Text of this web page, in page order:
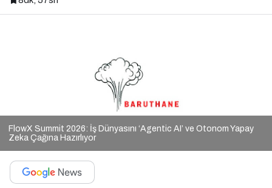
FlowX Summit 2026: İş Dünyasını ‘Agentic AI’ ve Otonom Yapay
Zeka Çağına Hazırlıyor